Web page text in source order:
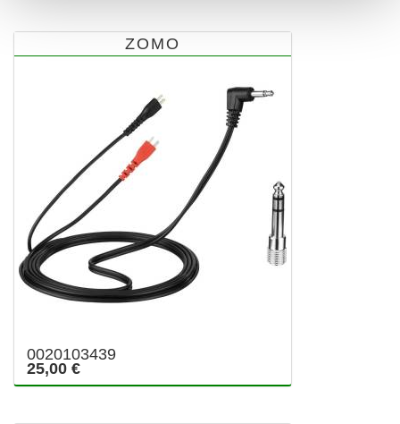
ZOMO
0020103439
25,00 €